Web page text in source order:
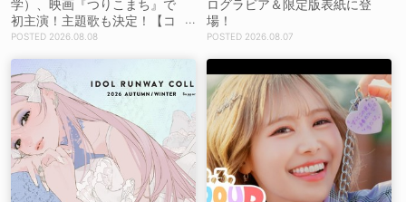
学）、映画『つりこまち』で
初主演！主題歌も決定！【コ
メントあり】
2026.08.08
ログラビア＆限定版表紙に登
場！
2026.08.07